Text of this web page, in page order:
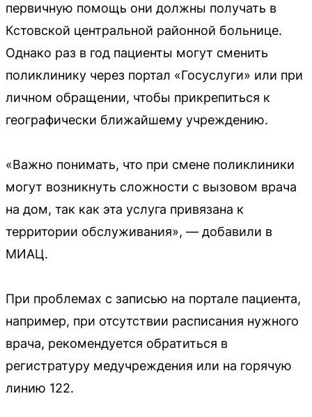
первичную помощь они должны получать в
Кстовской центральной районной больнице.
Однако раз в год пациенты могут сменить
поликлинику через портал «Госуслуги» или при
личном обращении, чтобы прикрепиться к
географически ближайшему учреждению.
«Важно понимать, что при смене поликлиники
могут возникнуть сложности с вызовом врача
на дом, так как эта услуга привязана к
территории обслуживания», — добавили в
МИАЦ.
При проблемах с записью на портале пациента,
например, при отсутствии расписания нужного
врача, рекомендуется обратиться в
регистратуру медучреждения или на горячую
линию 122.